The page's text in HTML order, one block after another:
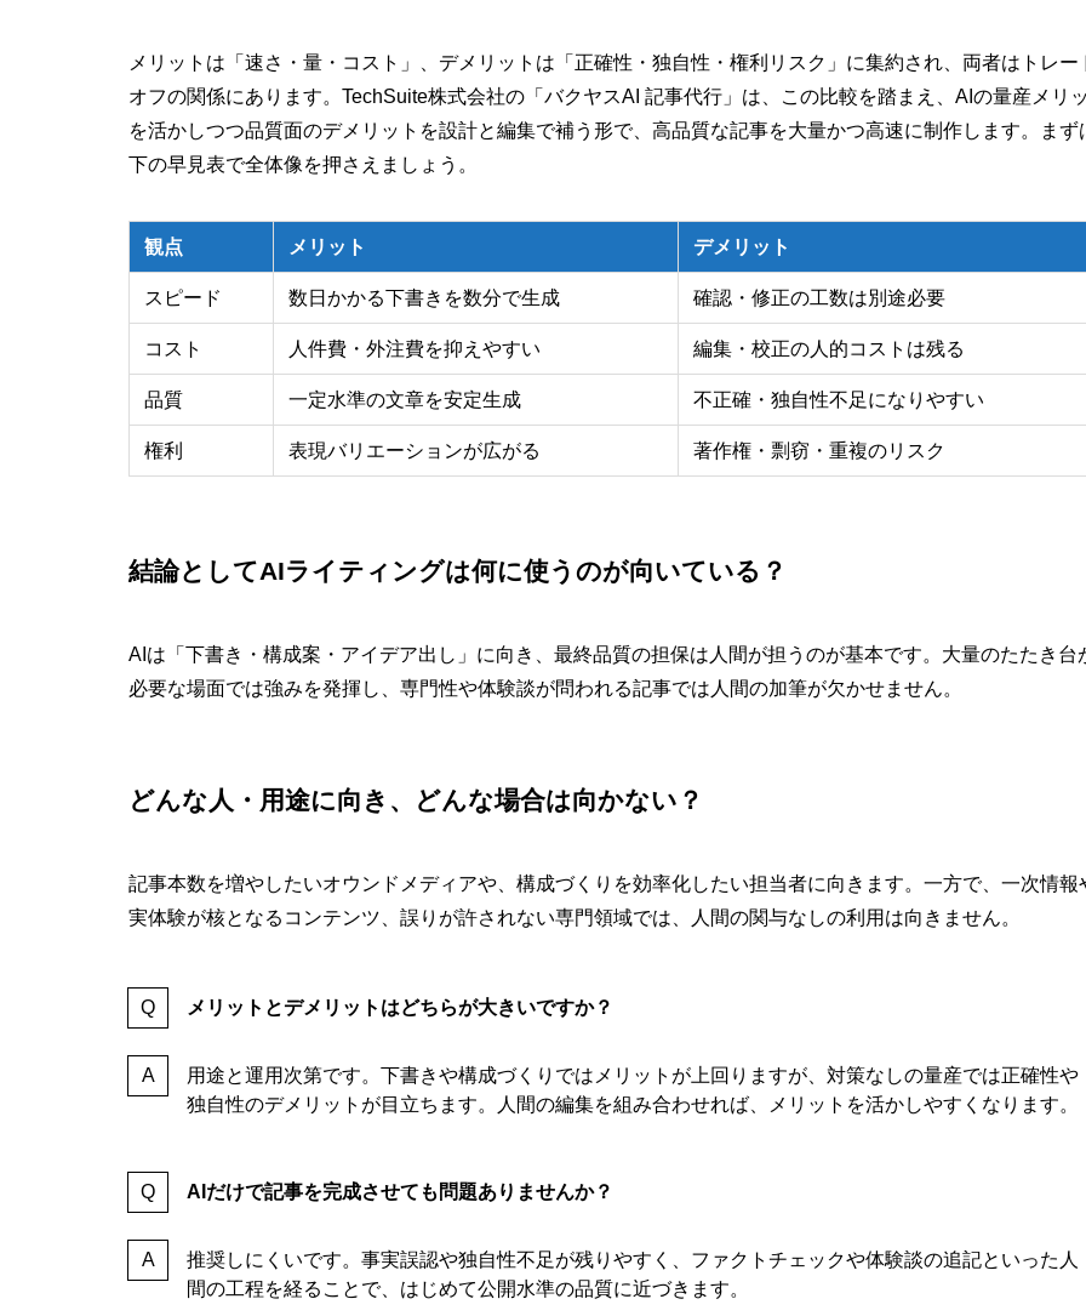
メリットは「速さ・量・コスト」、デメリットは「正確性・独自性・権利リスク」に集約され、両者はトレー
オフの関係にあります。TechSuite株式会社の「バクヤスAI 記事代行」は、この比較を踏まえ、AIの量産メリ
を活かしつつ品質面のデメリットを設計と編集で補う形で、高品質な記事を大量かつ高速に制作します。まず
下の早見表で全体像を押さえましょう。
観点 メリット デメリット
スピード 数日かかる下書きを数分で生成 確認・修正の工数は別途必要
コスト 人件費・外注費を抑えやすい 編集・校正の人的コストは残る
品質 一定水準の文章を安定生成 不正確・独自性不足になりやすい
権利 表現バリエーションが広がる 著作権・剽窃・重複のリスク
結論としてAIライティングは何に使うのが向いている？
AIは「下書き・構成案・アイデア出し」に向き、最終品質の担保は人間が担うのが基本です。大量のたたき台
必要な場面では強みを発揮し、専門性や体験談が問われる記事では人間の加筆が欠かせません。
どんな人・用途に向き、どんな場合は向かない？
記事本数を増やしたいオウンドメディアや、構成づくりを効率化したい担当者に向きます。一方で、一次情報
実体験が核となるコンテンツ、誤りが許されない専門領域では、人間の関与なしの利用は向きません。
メリットとデメリットはどちらが大きいですか？
用途と運用次第です。下書きや構成づくりではメリットが上回りますが、対策なしの量産では正確性や
独自性のデメリットが目立ちます。人間の編集を組み合わせれば、メリットを活かしやすくなります。
AIだけで記事を完成させても問題ありませんか？
推奨しにくいです。事実誤認や独自性不足が残りやすく、ファクトチェックや体験談の追記といった人
間の工程を経ることで、はじめて公開水準の品質に近づきます。